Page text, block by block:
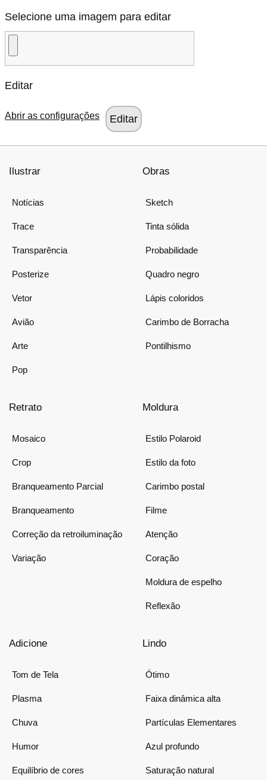
Selecione uma imagem para editar
Editar
Abrir as configurações
Ilustrar
Notícias
Trace
Transparência
Posterize
Vetor
Avião
Arte
Pop
Obras
Sketch
Tinta sólida
Probabilidade
Quadro negro
Lápis coloridos
Carimbo de Borracha
Pontilhismo
Retrato
Mosaico
Crop
Branqueamento Parcial
Branqueamento
Correção da retroiluminação
Variação
Moldura
Estilo Polaroid
Estilo da foto
Carimbo postal
Filme
Atenção
Coração
Moldura de espelho
Reflexão
Adicione
Tom de Tela
Plasma
Chuva
Humor
Equilíbrio de cores
Lindo
Ótimo
Faixa dinâmica alta
Partículas Elementares
Azul profundo
Saturação natural